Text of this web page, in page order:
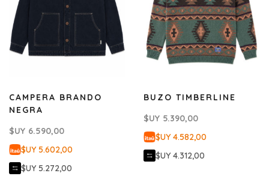
CAMPERA BRANDO
NEGRA
$UY 6.590,00
$UY 5.602,00
$UY 5.272,00
BUZO TIMBERLINE
$UY 5.390,00
$UY 4.582,00
$UY 4.312,00